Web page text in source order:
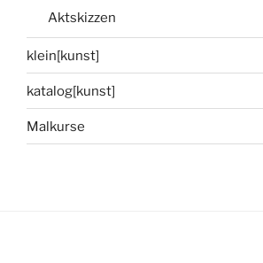
Aktskizzen
klein[kunst]
katalog[kunst]
Malkurse